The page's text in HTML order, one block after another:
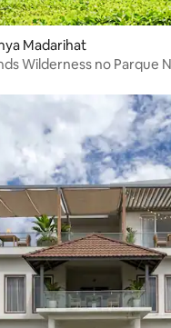
Madarihat
Wilderness no Parque